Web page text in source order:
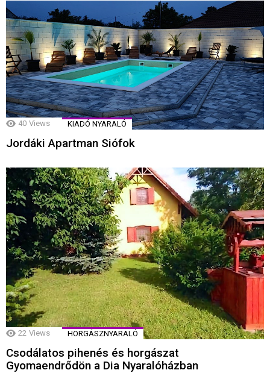
40 Views KIADÓ NYARALÓ
Jordáki Apartman Siófok
22 Views HORGÁSZNYARALÓ
Csodálatos pihenés és horgászat
Gyomaendrődön a Dia Nyaralóházban